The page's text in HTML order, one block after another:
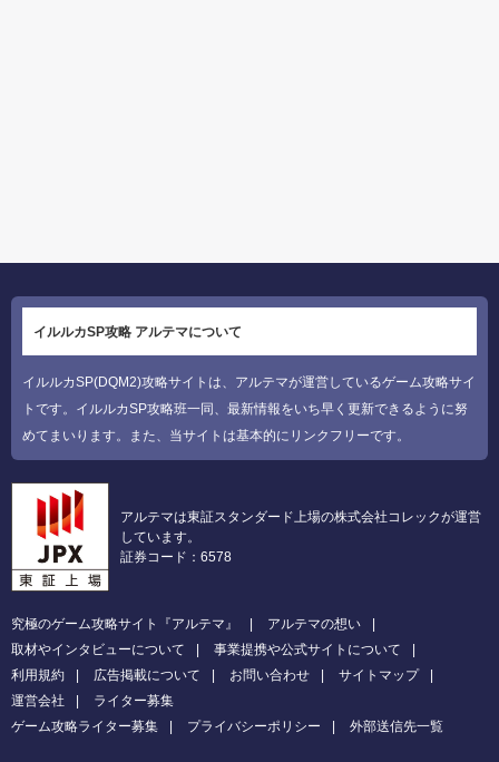
イルルカSP攻略 アルテマについて
イルルカSP(DQM2)攻略サイトは、アルテマが運営しているゲーム攻略サイ
トです。イルルカSP攻略班一同、最新情報をいち早く更新できるように努
めてまいります。また、当サイトは基本的にリンクフリーです。
アルテマは東証スタンダード上場の株式会社コレックが運営
しています。
証券コード：6578
究極のゲーム攻略サイト『アルテマ』
アルテマの想い
取材やインタビューについて
事業提携や公式サイトについて
利用規約
広告掲載について お問い合わせ
サイトマップ
運営会社
ライター募集
ゲーム攻略ライター募集
プライバシーポリシー 外部送信先一覧